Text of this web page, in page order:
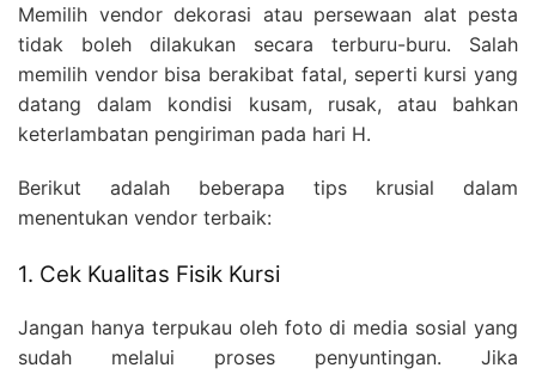
Memilih vendor dekorasi atau persewaan alat pesta
tidak boleh dilakukan secara terburu-buru. Salah
memilih vendor bisa berakibat fatal, seperti kursi yang
datang dalam kondisi kusam, rusak, atau bahkan
keterlambatan pengiriman pada hari H.
Berikut adalah beberapa tips krusial dalam
menentukan vendor terbaik:
1. Cek Kualitas Fisik Kursi
Jangan hanya terpukau oleh foto di media sosial yang
sudah melalui proses penyuntingan. Jika